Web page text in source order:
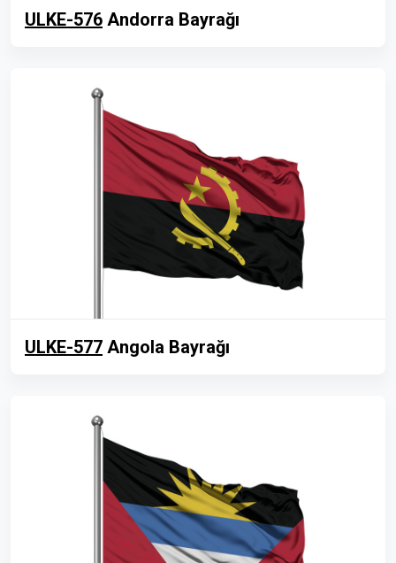
ULKE-576 Andorra Bayrağı
ULKE-577 Angola Bayrağı